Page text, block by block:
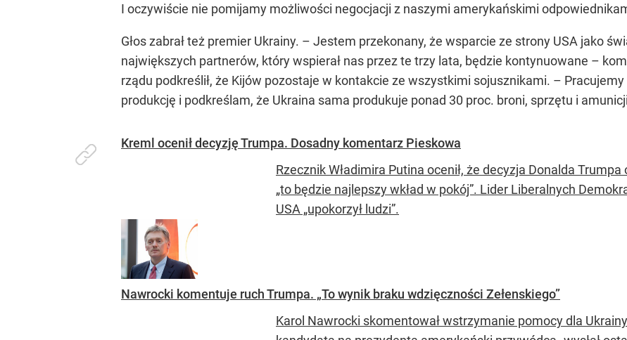
I oczywiście nie pomijamy możliwości negocjacji z naszymi amerykańskimi
Głos zabrał też premier Ukrainy. – Jestem przekonany, że wsparcie ze strony USA jako
największych partnerów, który wspierał nas przez te trzy lata, będzie kontynuowane –
rządu podkreślił, że Kijów pozostaje w kontakcie ze wszystkimi sojusznikami. –
produkcję i podkreślam, że Ukraina sama produkuje ponad 30 proc. broni, sprzętu i
Kreml ocenił decyzję Trumpa. Dosadny komentarz Pieskowa
Rzecznik Władimira Putina ocenił, że decyzja Donalda
„to będzie najlepszy wkład w pokój”. Lider Liberalnych
USA „upokorzył ludzi”.
Nawrocki komentuje ruch Trumpa. „To wynik braku wdzięczności Zełenskiego”
Karol Nawrocki skomentował wstrzymanie pomocy dla